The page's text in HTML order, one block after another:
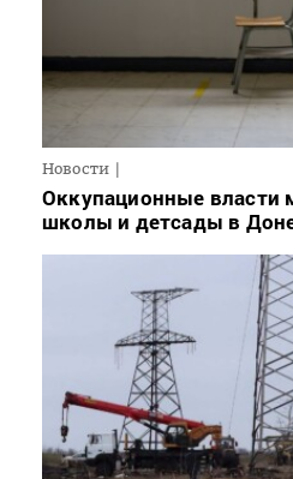
Новости
Оккупационные власти
школы и детсады в